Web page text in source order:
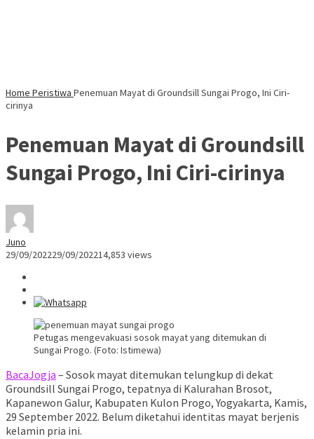
Home Peristiwa Penemuan Mayat di Groundsill Sungai Progo, Ini Ciri-
cirinya
Penemuan Mayat di Groundsill
Sungai Progo, Ini Ciri-cirinya
Juno
29/09/202229/09/202214,853 views
Petugas mengevakuasi sosok mayat yang ditemukan di
Sungai Progo. (Foto: Istimewa)
BacaJogja – Sosok mayat ditemukan telungkup di dekat
Groundsill Sungai Progo, tepatnya di Kalurahan Brosot,
Kapanewon Galur, Kabupaten Kulon Progo, Yogyakarta, Kamis,
29 September 2022. Belum diketahui identitas mayat berjenis
kelamin pria ini.